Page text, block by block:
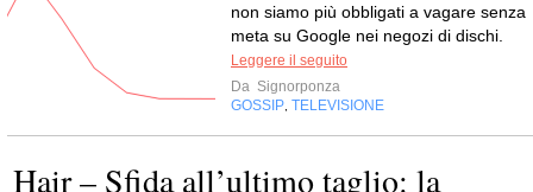
non siamo più obbligati a vagare senza
meta su Google nei negozi di dischi.
Leggere il seguito
Da Signorponza
GOSSIP, TELEVISIONE
Hair – Sfida all’ultimo taglio: la